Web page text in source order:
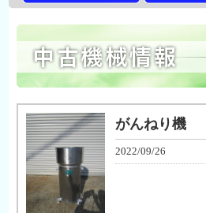
がんねり機
2022/09/26